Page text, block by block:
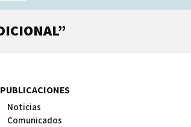
PUBLICACIONES
Noticias
Comunicados